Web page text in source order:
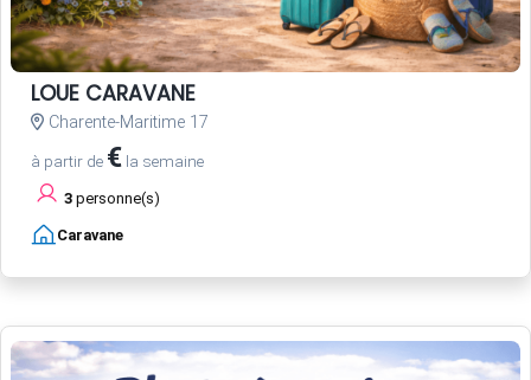
LOUE CARAVANE
Charente-Maritime 17
à partir de € la semaine
3 personne(s)
Caravane